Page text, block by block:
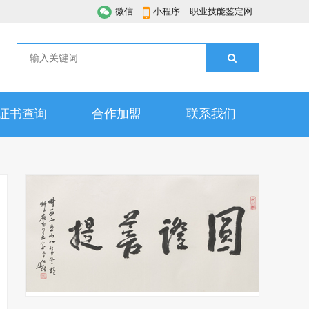
微信 小程序 职业技能鉴定网
书查询 合作加盟 联系我们